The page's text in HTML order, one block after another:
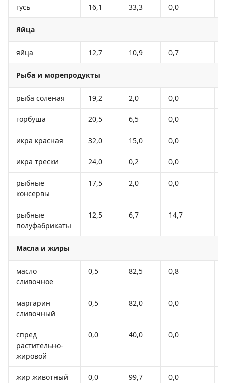
гусь 16,1 33,3 0,0
Яйца
яйца 12,7 10,9 0,7
Рыба и морепродукты
рыба соленая 19,2 2,0 0,0
горбуша 20,5 6,5 0,0
икра красная 32,0 15,0 0,0
икра трески 24,0 0,2 0,0
рыбные
консервы
17,5 2,0 0,0
рыбные
полуфабрикаты
12,5 6,7 14,7
Масла и жиры
масло
сливочное
0,5 82,5 0,8
маргарин
сливочный
0,5 82,0 0,0
спред
растительно-
жировой
0,0 40,0 0,0
жир животный 0,0 99,7 0,0